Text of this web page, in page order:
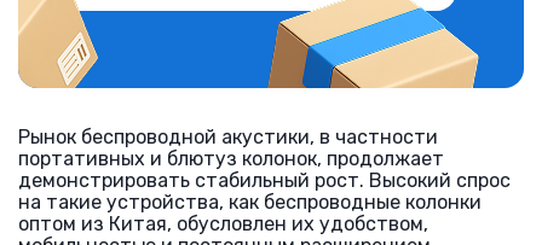
Рынок беспроводной акустики, в частности
портативных и блютуз колонок, продолжает
демонстрировать стабильный рост. Высокий спрос
на такие устройства, как беспроводные колонки
оптом из Китая, обусловлен их удобством,